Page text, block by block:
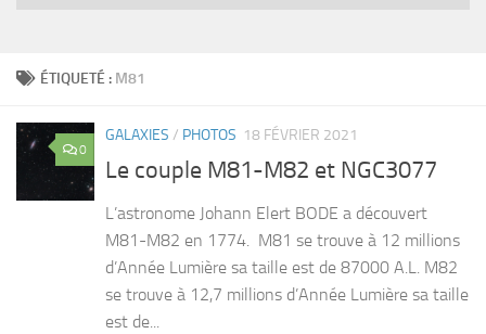
ÉTIQUETÉ : M81
0
GALAXIES / PHOTOS 18 FÉVRIER 2021
Le couple M81-M82 et NGC3077
L’astronome Johann Elert BODE a découvert
M81-M82 en 1774. M81 se trouve à 12 millions
d’Année Lumière sa taille est de 87000 A.L. M82
se trouve à 12,7 millions d’Année Lumière sa taille
est de...